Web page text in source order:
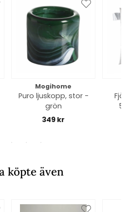
Mogihome
Puro ljuskopp, stor -
grön
349 kr
köpte även